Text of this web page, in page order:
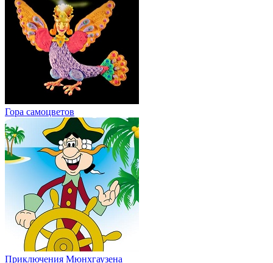
Гора cамоцветов
Приключения Мюнхгаузена